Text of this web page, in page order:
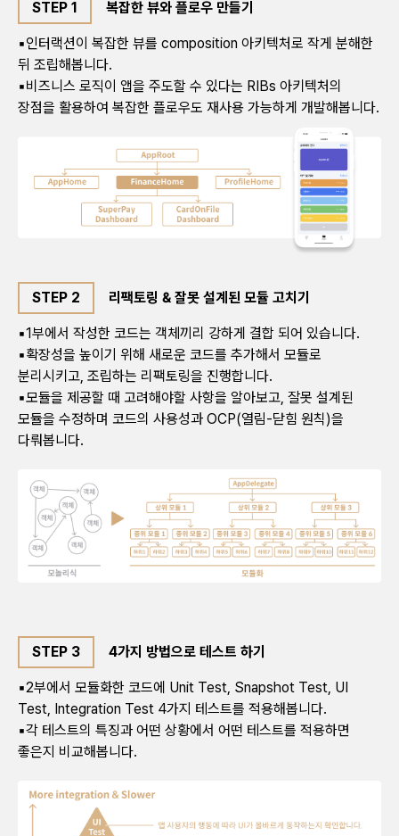
STEP 1 복잡한 뷰와 플로우 만들기
▪인터랙션이 복잡한 뷰를 composition 아키텍처로 작게 분해한
뒤 조립해봅니다.
▪비즈니스 로직이 앱을 주도할 수 있다는 RIBs 아키텍처의
장점을 활용하여 복잡한 플로우도 재사용 가능하게 개발해봅니다.
STEP 2 리팩토링 & 잘못 설계된 모듈 고치기
▪1부에서 작성한 코드는 객체끼리 강하게 결합 되어 있습니다.
▪확장성을 높이기 위해 새로운 코드를 추가해서 모듈로
분리시키고, 조립하는 리팩토링을 진행합니다.
▪모듈을 제공할 때 고려해야할 사항을 알아보고, 잘못 설계된
모듈을 수정하며 코드의 사용성과 OCP(열림-닫힘 원칙)을
다뤄봅니다.
STEP 3 4가지 방법으로 테스트 하기
▪2부에서 모듈화한 코드에 Unit Test, Snapshot Test, UI
Test, Integration Test 4가지 테스트를 적용해봅니다.
▪각 테스트의 특징과 어떤 상황에서 어떤 테스트를 적용하면
좋은지 비교해봅니다.